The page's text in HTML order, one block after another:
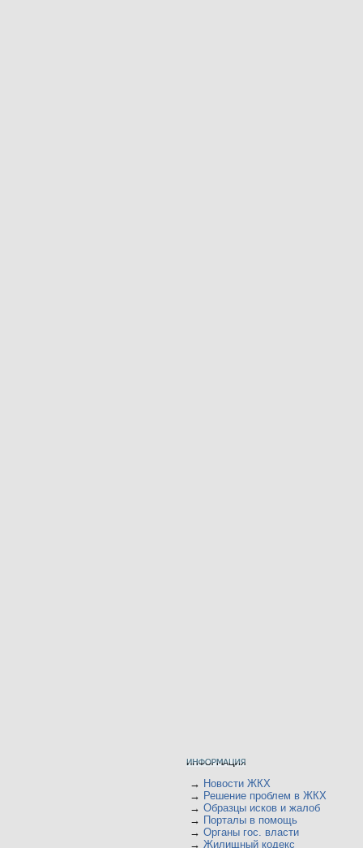
→ Новости ЖКХ
→ Решение проблем в ЖКХ
→ Образцы исков и жалоб
→ Порталы в помощь
→ Органы гос. власти
→ Жилищный кодекс